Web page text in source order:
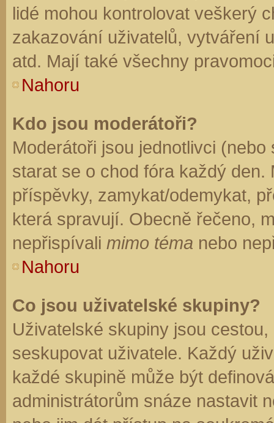
lidé mohou kontrolovat veškerý
zakazování uživatelů, vytváření
atd. Mají také všechny
Nahoru
Kdo jsou moderátoři?
Moderátoři jsou jednotlivci
starat se o chod fóra každý
příspěvky, zamykat/odemykat,
která spravují. Obecně řečeno,
nepřispívali mimo téma nebo
Nahoru
Co jsou uživatelské skupiny?
Uživatelské skupiny jsou
seskupovat uživatele. Každý
každé skupině může být
administrátorům snáze nastavit